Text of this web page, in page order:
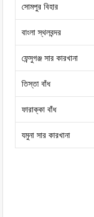
সোমপুর বিহার
বাংলা স্থলবন্দর
ফেন্সুগঞ্জ সার কারখানা
তিস্তা বাঁধ
ফারাক্কা বাঁধ
যমুনা সার কারখানা